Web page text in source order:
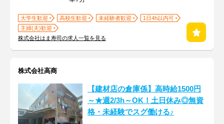
大学生歓迎 高校生歓迎 未経験者歓迎
1日4h以内可
主婦(夫)歓迎
株式会社はま寿司の求人一覧を見る
株式会社高商
【建材店の倉庫係】高時給1500円
～★週2/3h～OK！土日休み◎無資
格・未経験でスグ働ける♪